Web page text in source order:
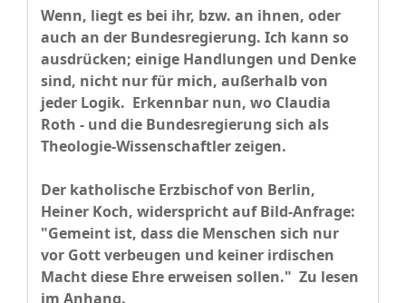
Wenn, liegt es bei ihr, bzw. an ihnen, oder
auch an der Bundesregierung. Ich kann so
ausdrücken; einige Handlungen und Denke
sind, nicht nur für mich, außerhalb von
jeder Logik. Erkennbar nun, wo Claudia
Roth - und die Bundesregierung sich als
Theologie-Wissenschaftler zeigen.
Der katholische Erzbischof von Berlin,
Heiner Koch, widerspricht auf Bild-Anfrage:
"Gemeint ist, dass die Menschen sich nur
vor Gott verbeugen und keiner irdischen
Macht diese Ehre erweisen sollen." Zu lesen
im Anhang.